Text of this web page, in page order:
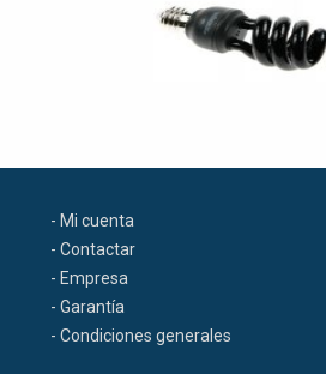
- Mi cuenta
- Contactar
- Empresa
- Garantía
- Condiciones generales